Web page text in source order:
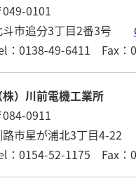
049-0101
斗市追分3丁目2番3号
：0138-49-6411 Fax：
株）川前電機工業所
084-0911
路市星が浦北3丁目4-22
：0154-52-1175 Fax：